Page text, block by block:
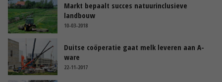
Markt bepaalt succes natuurinclusieve
landbouw
10-03-2018
Duitse coöperatie gaat melk leveren aan A-
ware
22-11-2017